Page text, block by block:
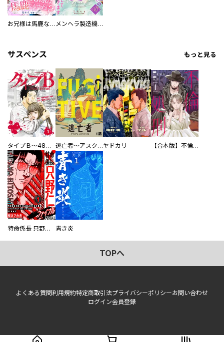
お兄様は馬鹿なんですか？～地味王女は婚約破棄に巻き込まれる～ メンヘラ製造機の公爵令息（過保護）が溺愛してきます
サスペンス もっと見る
タイプＢ～48時間後、致死率100％～【単話】 逃亡者～アスクレピオスの杖～ヤドカリ 【合本版】不倫処刑
特命係長 只野仁ファイナル 愛蔵版 青き炎
TOPへ
よくある質問利用規約特定商取引法プライバシーポリシーお問い合わせ
ログイン会員登録